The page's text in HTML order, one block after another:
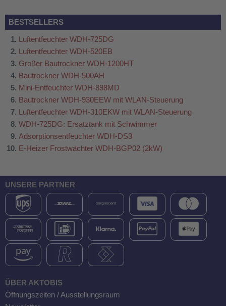
BESTSELLERS
Luftentfeuchter WDH-725DG
Luftentfeuchter WDH-520EB
Großer Bautrockner WDH-1200HT
Bautrockner WDH-500AH
Mini-Entfeuchter WDH-898MD
Bautrockner WDH-930EEW mit WLAN-Steuerung
Luftentfeuchter WDH-310EKW mit WLAN-Steuerung
WDH-725DG: Ersatztank mit Schwimmer
Adsorptionsentfeuchter WDH-DS3
E-Heizer Frostwächter WDH-BGP02 (2kW)
UNSERE PARTNER
ÜBER AKTOBIS
Öffnungszeiten / Ausstellungsraum